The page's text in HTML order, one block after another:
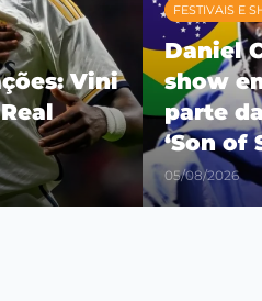
Vini
FESTIVAIS E
Daniel
show
parte
‘Son of
05/08/2026